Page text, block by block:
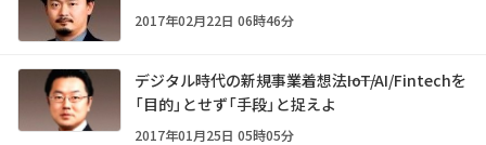
2017年02月22日 06時46分
デジタル時代の新規事業着想法――IoT/AI/Fintechを
「目的」とせず「手段」と捉えよ
2017年01月25日 05時05分